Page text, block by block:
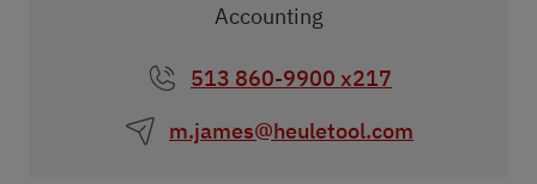
Accounting
513 860-9900 x217
m.james@heuletool.com